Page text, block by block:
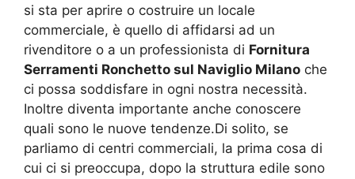
si sta per aprire o costruire un locale
commerciale, è quello di affidarsi ad un
rivenditore o a un professionista di Fornitura
Serramenti Ronchetto sul Naviglio Milano che
ci possa soddisfare in ogni nostra necessità.
Inoltre diventa importante anche conoscere
quali sono le nuove tendenze.Di solito, se
parliamo di centri commerciali, la prima cosa di
cui ci si preoccupa, dopo la struttura edile sono